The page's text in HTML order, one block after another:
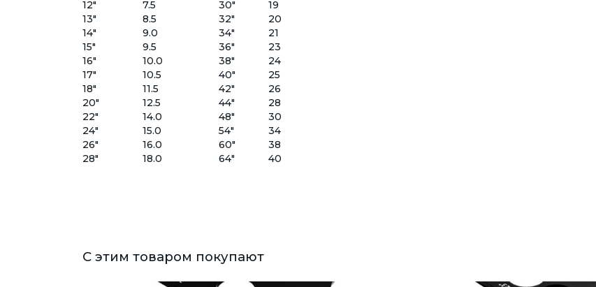
12"
7.5 30"
19
13"
8.5 32"
20
14"
9.0 34"
21
15"
9.5 36"
23
16"
10.0 38"
24
17"
10.5 40"
25
18"
11.5 42"
26
20"
12.5 44"
28
22"
14.0 48"
30
24"
15.0 54"
34
26"
16.0 60"
38
28"
18.0 64" 40
С этим товаром покупают